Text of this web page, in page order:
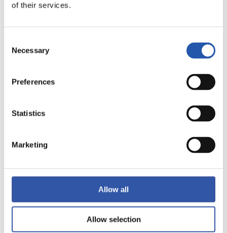
of their services.
Selection
Necessary
Preferences
Statistics
Marketing
Allow all
Allow selection
MADRID
2 -2